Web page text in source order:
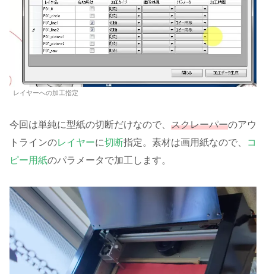
レイヤーへの加工指定
今回は単純に型紙の切断だけなので、 スクレーパーのアウ
トラインのレイヤーに切断指定。素材は画用紙なので、
コ
ピー用紙のパラメータで加工します。